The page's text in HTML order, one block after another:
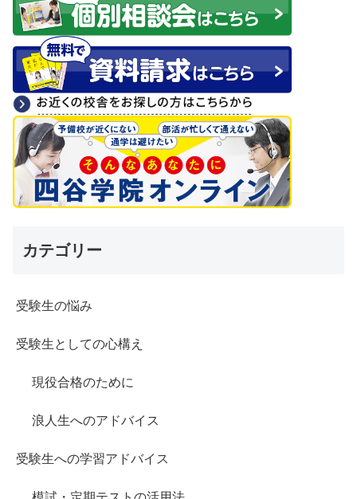
カテゴリー
受験生の悩み
受験生としての心構え
現役合格のために
浪人生へのアドバイス
受験生への学習アドバイス